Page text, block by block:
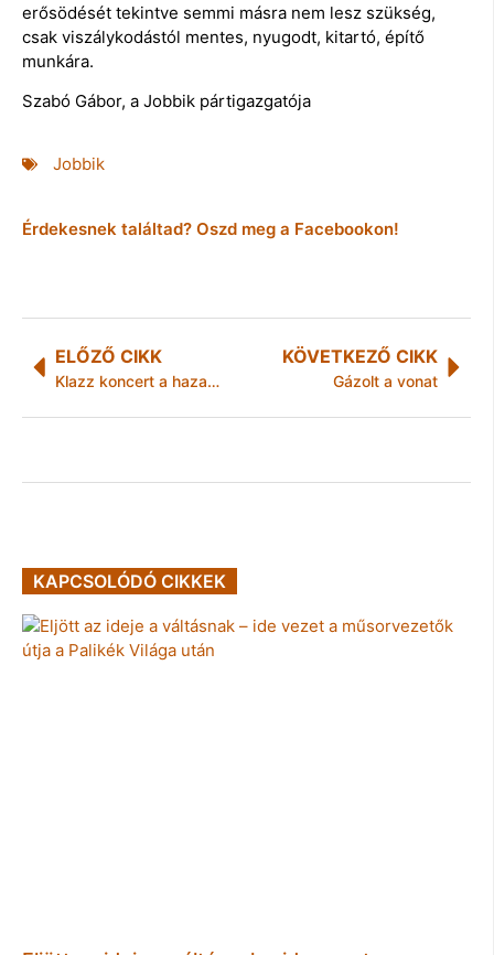
erősödését tekintve semmi másra nem lesz szükség,
csak viszálykodástól mentes, nyugodt, kitartó, építő
munkára.
Szabó Gábor, a Jobbik pártigazgatója
Jobbik
Érdekesnek találtad? Oszd meg a Facebookon!
ELŐZŐ CIKK
Klazz koncert a hazai jazz „nagyágyúival”!
KÖVETKEZŐ CIKK
Gázolt a vonat
KAPCSOLÓDÓ CIKKEK